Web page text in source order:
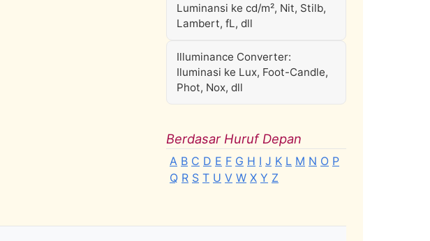
Luminansi ke cd/m², Nit, Stilb,
Lambert, fL, dll
Illuminance Converter:
Iluminasi ke Lux, Foot-Candle,
Phot, Nox, dll
Berdasar Huruf Depan
A B C D E F G H I J K L M N O P
Q R S T U V W X Y Z